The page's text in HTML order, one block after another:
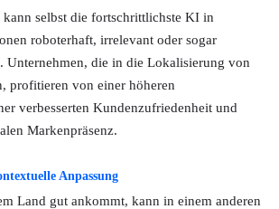
selbst die fortschrittlichste KI in
roboterhaft, irrelevant oder sogar
Unternehmen, die in die Lokalisierung von
profitieren von einer höheren
verbesserten Kundenzufriedenheit und
Markenpräsenz.
Anpassung
Land gut ankommt, kann in einem anderen